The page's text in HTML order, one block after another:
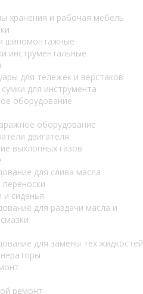
хранения и рабочая мебель
шиномонтажные
инструментальные
для тележек и верстаков
для инструмента
оборудование
оборудование
двигателя
выхлопных газов
для слива масла
и сиденья
для раздачи масла и
для замены тех.жидкостей
ремонт